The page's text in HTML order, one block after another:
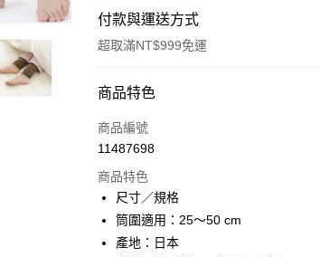
付款與運送方式
超取滿NT$999免運
付款方式
信用卡一次付款
3 期 0 利率 每期
合作金庫商業銀行
華南商業銀行
超商取貨付款
商品特色
商品編號
11487698
商品特色
尺寸／規格
筒圍適用：25～50 cm
產地：日本